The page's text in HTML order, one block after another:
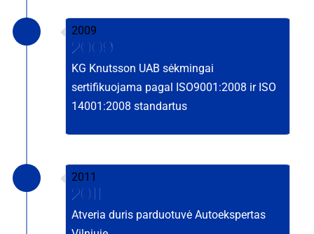
2009
2009
KG Knutsson UAB sėkmingai
sertifikuojama pagal ISO9001:2008 ir ISO
14001:2008 standartus
2011
2011
Atveria duris parduotuvė Autoekspertas